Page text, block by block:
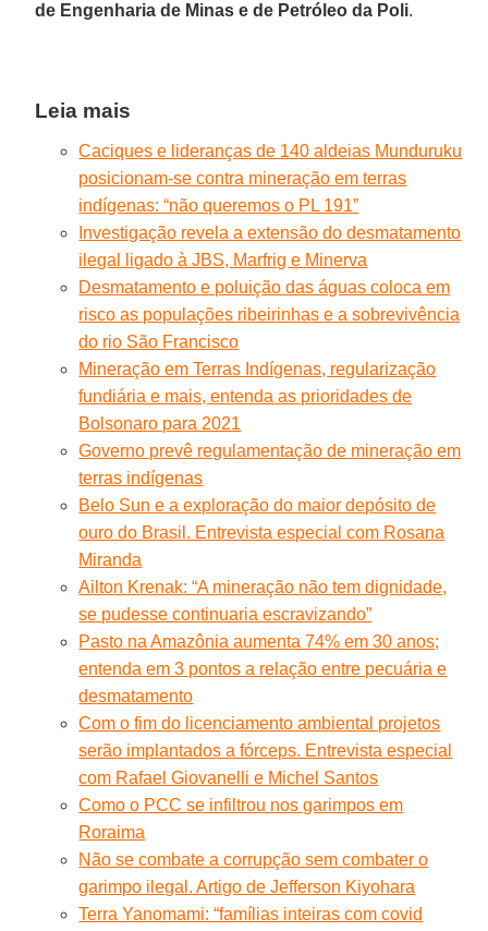
de Engenharia de Minas e de Petróleo da Poli.
Leia mais
Caciques e lideranças de 140 aldeias Munduruku
posicionam-se contra mineração em terras
indígenas: “não queremos o PL 191”
Investigação revela a extensão do desmatamento
ilegal ligado à JBS, Marfrig e Minerva
Desmatamento e poluição das águas coloca em
risco as populações ribeirinhas e a sobrevivência
do rio São Francisco
Mineração em Terras Indígenas, regularização
fundiária e mais, entenda as prioridades de
Bolsonaro para 2021
Governo prevê regulamentação de mineração em
terras indígenas
Belo Sun e a exploração do maior depósito de
ouro do Brasil. Entrevista especial com Rosana
Miranda
Ailton Krenak: “A mineração não tem dignidade,
se pudesse continuaria escravizando”
Pasto na Amazônia aumenta 74% em 30 anos;
entenda em 3 pontos a relação entre pecuária e
desmatamento
Com o fim do licenciamento ambiental projetos
serão implantados a fórceps. Entrevista especial
com Rafael Giovanelli e Michel Santos
Como o PCC se infiltrou nos garimpos em
Roraima
Não se combate a corrupção sem combater o
garimpo ilegal. Artigo de Jefferson Kiyohara
Terra Yanomami: “famílias inteiras com covid